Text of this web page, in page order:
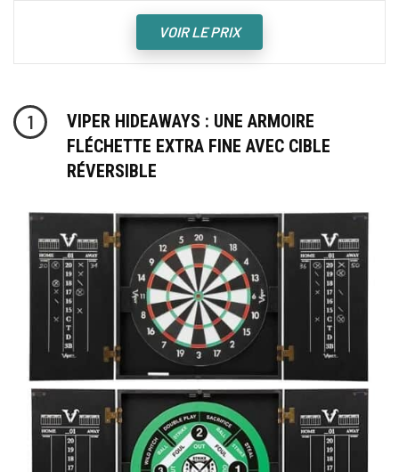
VOIR LE PRIX
1
VIPER HIDEAWAYS : UNE ARMOIRE
FLÉCHETTE EXTRA FINE AVEC CIBLE
RÉVERSIBLE